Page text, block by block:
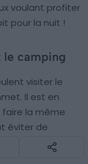
voulant profiter
pour la nuit !
le camping
visiter le
Il est en
la même
éviter de
il est important